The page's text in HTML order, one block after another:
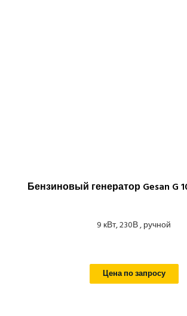
Бензиновый генератор Gesan G
9 кВт, 230В , ручной
Цена по запросу